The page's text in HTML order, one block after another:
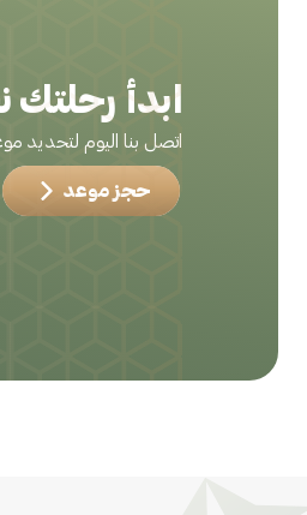
ابدأ
اتصل بنا اليوم
حجز موعد